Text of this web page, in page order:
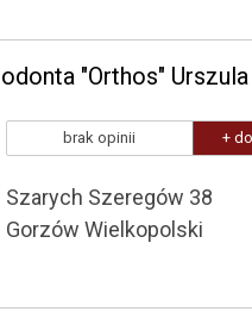
"Orthos"
brak opinii +
Szarych Szeregów 38
Gorzów Wielkopolski